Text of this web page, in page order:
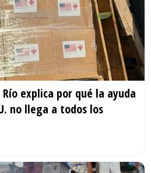
explica por qué la ayuda
no llega a todos los